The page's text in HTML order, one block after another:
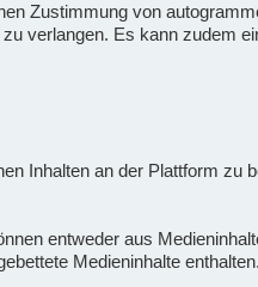
Zustimmung von
verlangen. Es kann zudem
Inhalten an der Plattform zu
entweder aus
Medieninhalte